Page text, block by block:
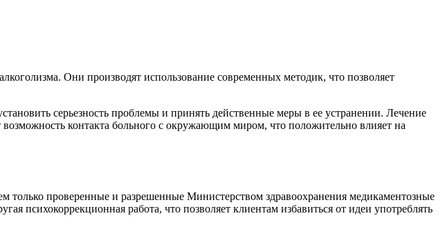
Они производят использование современных методик, что позволяет
серьезность проблемы и принять действенные меры в ее устранении. Лечение
контакта больного с окружающим миром, что положительно влияет на
только проверенные и разрешенные Министерством здравоохранения медикаментозные
психокоррекционная работа, что позволяет клиентам избавиться от идеи употреблять